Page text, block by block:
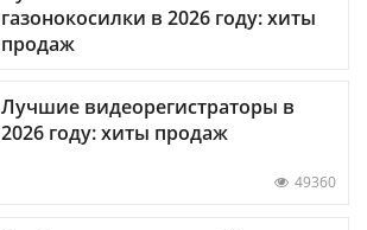
газонокосилки в 2026 году: хиты
продаж
Лучшие видеорегистраторы в
2026 году: хиты продаж
49360